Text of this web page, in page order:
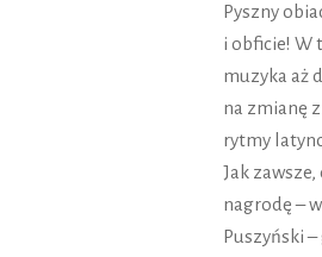
Pyszny
i obficie! W
muzyka aż
na zmianę
rytmy
Jak
nagrodę –
Puszyński